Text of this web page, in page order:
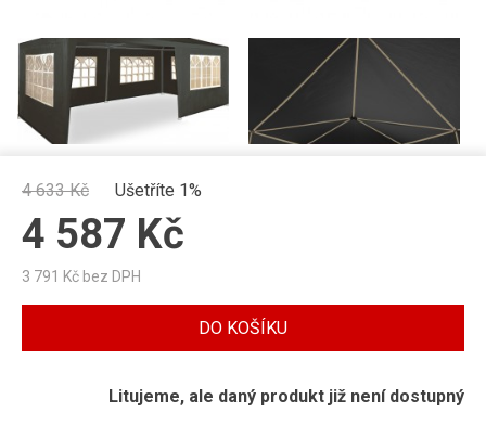
4 633Kč Ušetříte 1%
4 587 Kč
3 791 Kč bez DPH
DO KOŠÍKU
Litujeme, ale daný produkt již není dostupný